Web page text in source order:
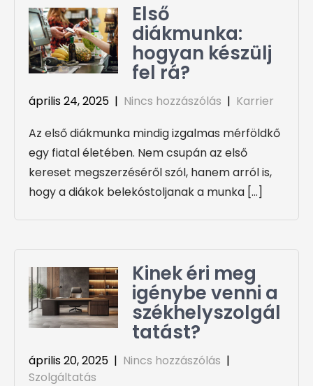
Első
diákmunka:
hogyan készülj
fel rá?
április 24, 2025 | Nincs hozzászólás | Karrier
Az első diákmunka mindig izgalmas mérföldkő
egy fiatal életében. Nem csupán az első
kereset megszerzéséről szól, hanem arról is,
hogy a diákok belekóstoljanak a munka […]
Kinek éri meg
igénybe venni a
székhelyszolgál
tatást?
április 20, 2025 | Nincs hozzászólás |
Szolgáltatás